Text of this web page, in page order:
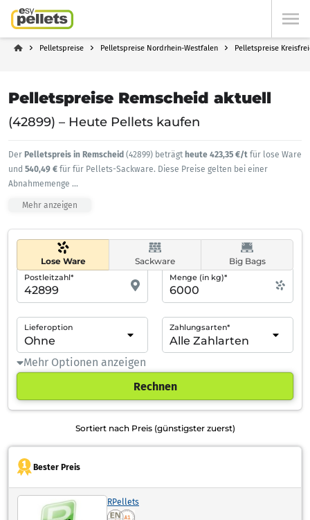
Pelletspreise Pelletspreise Nordrhein-Westfalen Pelletspreise
Pelletspreise Remscheid aktuell
(42899) – Heute Pellets kaufen
Der Pelletspreis in Remscheid (42899) beträgt heute 423,35 €/t für lose Ware
und 540,49 € für für Pellets-Sackware. Diese Preise gelten bei einer
Abnahmemenge ...
Mehr anzeigen
Lose Ware Sackware Big Bags
Postleitzahl* Menge (in kg)*
Lieferoption Zahlungsarten*
Mehr Optionen anzeigen
Rechnen
Sortiert nach Preis (günstigster zuerst)
Bester Preis
RPellets